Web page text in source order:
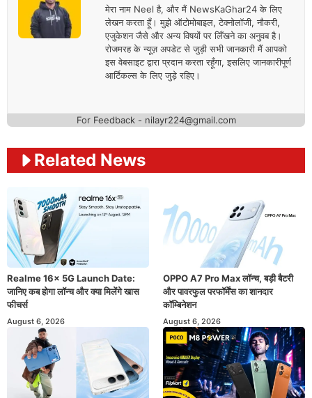
मेरा नाम Neel है, और मैं NewsKaGhar24 के लिए
लेखन करता हूँ। मुझे ऑटोमोबाइल, टेक्नोलॉजी, नौकरी,
एजुकेशन जैसे और अन्य विषयों पर लिँखने का अनुवब है।
रोजमरह के न्यूज़ अपडेट से जुड़ी सभी जानकारी मैं आपको
इस वेबसाइट द्वारा प्रदान करता रहूँगा, इसलिए जानकारीपूर्ण
आर्टिकल्स के लिए जुड़े रहिए।
For Feedback - nilayr224@gmail.com
Related News
Realme 16x 5G Launch Date:
जानिए कब होगा लॉन्च और क्या मिलेंगे खास
फीचर्स
August 6, 2026
OPPO A7 Pro Max लॉन्च, बड़ी बैटरी
और पावरफुल परफॉर्मेंस का शानदार
कॉम्बिनेशन
August 6, 2026